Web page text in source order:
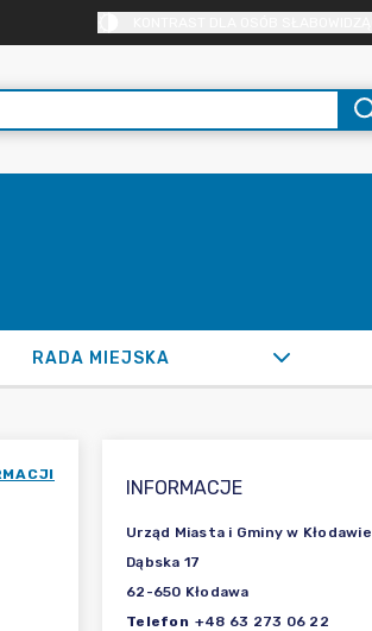
RADA MIEJSKA
INFORMACJE
Urząd Miasta i Gminy w Kłodawie
Dąbska 17
62-650 Kłodawa
Telefon +48 63 273 06 22